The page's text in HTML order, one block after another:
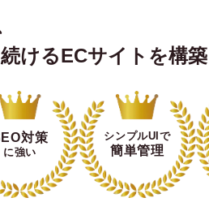
けるECサイトを構築
対策
に強い
シンプルUIで
簡単管理